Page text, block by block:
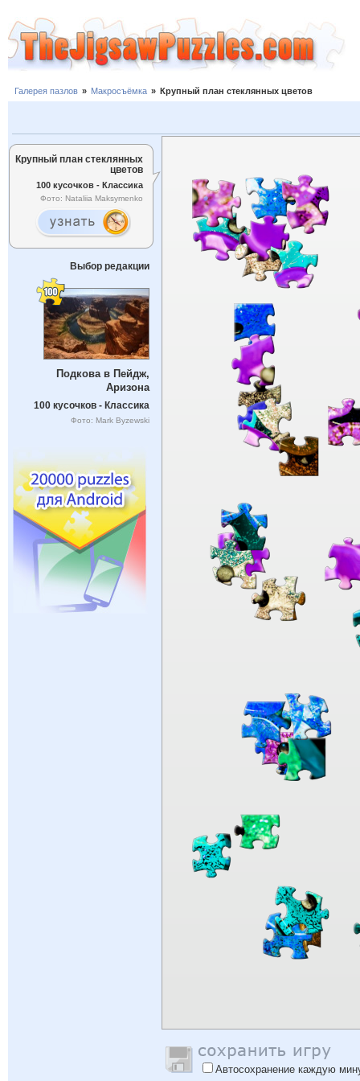
Галерея пазлов » Макросъёмка » Крупный план стеклянных цветов
Крупный план стеклянных
цветов
100 кусочков - Классика
Фото: Nataliia Maksymenko
Выбор редакции
Подкова в Пейдж,
Аризона
100 кусочков - Классика
Фото: Mark Byzewski
Автосохранение каждую